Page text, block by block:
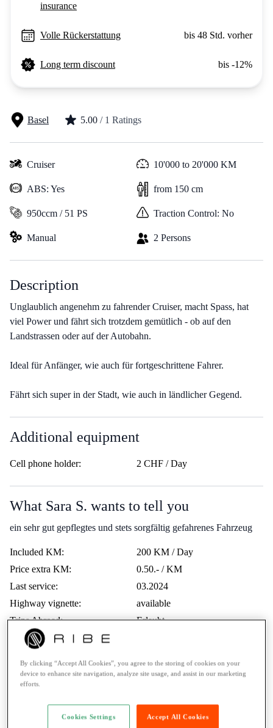
insurance
Volle Rückerstattung bis 48 Std. vorher
Long term discount bis -12%
Basel 5.00 / 1 Ratings
Cruiser 10'000 to 20'000 KM
ABS: Yes from 150 cm
950ccm / 51 PS Traction Control: No
Manual 2 Persons
Description
Unglaublich angenehm zu fahrender Cruiser, macht Spass, hat
viel Power und fährt sich trotzdem gemütlich - ob auf den
Landstrassen oder auf der Autobahn.
Ideal für Anfänger, wie auch für fortgeschrittene Fahrer.
Fährt sich super in der Stadt, wie auch in ländlicher Gegend.
Additional equipment
Cell phone holder: 2 CHF / Day
What Sara S. wants to tell you
ein sehr gut gepflegtes und stets sorgfältig gefahrenes Fahrzeug
Included KM:
200 KM / Day
Price extra KM:
0.50.- / KM
Last service:
03.2024
Highway vignette:
available
Trips Abroad:
Erlaubt
Minimum age:
Rental to learner drivers:
No
Road assistance:
Payment Method:
Twint, Credit card
By clicking “Accept All Cookies”, you agree to the storing of cookies on your
device to enhance site navigation, analyze site usage, and assist in our marketing
efforts.
Accept All Cookies
Cookies Settings